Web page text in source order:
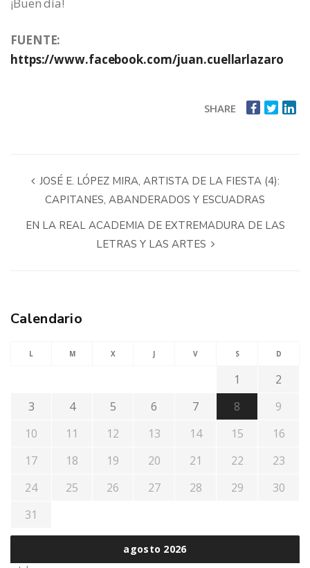
FUENTE:
https://www.facebook.com/juan.cuellarlazaro
SHARE
JOSÉ E. LÓPEZ MIRA, ARTISTA DE LA FIESTA (4):
CAPITANES, ABANDERADOS Y ESCUADRAS
EN LA REAL ACADEMIA DE EXTREMADURA DE LAS
LETRAS Y LAS ARTES
Calendario
agosto 2026
L M X J V S D
1
2
3
4 5 6 7 8
9
10
11 12 13 14 15
16
17
18 19 20 21 22
23
24
25 26 27 28 29
30
31